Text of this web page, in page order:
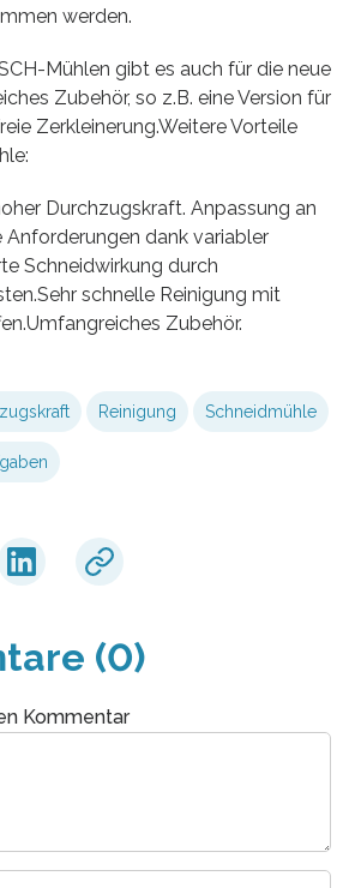
werden.
Mühlen gibt es auch für die neue
Zubehör, so z.B. eine Version für
Zerkleinerung.Weitere Vorteile
Durchzugskraft. Anpassung an
dank variabler
Schneidwirkung durch
schnelle Reinigung mit
Zubehör.
Reinigung Schneidmühle
(0)
Kommentar